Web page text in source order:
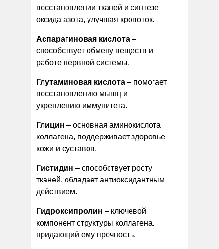
восстановлении тканей и синтезе
оксида азота, улучшая кровоток.
Аспарагиновая кислота –
способствует обмену веществ и
работе нервной системы.
Глутаминовая кислота – помогает
восстановлению мышц и
укреплению иммунитета.
Глицин – основная аминокислота
коллагена, поддерживает здоровье
кожи и суставов.
Гистидин – способствует росту
тканей, обладает антиоксидантным
действием.
Гидроксипролин – ключевой
компонент структуры коллагена,
придающий ему прочность.